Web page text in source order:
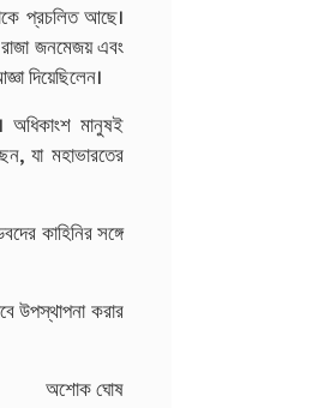
প্রচলিত আছে।
জনমেজয় এবং
দিয়েছিলেন।
অধিকাংশ মানুষই
যা মহাভারতের
কাহিনির সঙ্গে
উপস্থাপনা করার
অশোক ঘোষ